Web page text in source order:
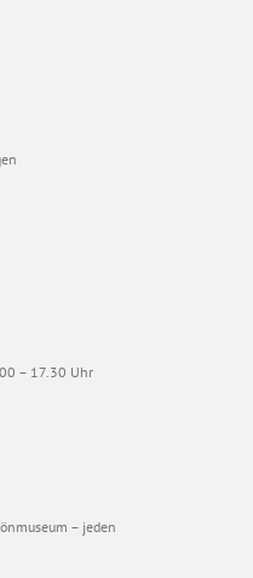
– 17.30 Uhr
– jeden